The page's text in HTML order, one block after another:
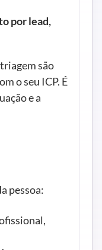
por lead,
são
o seu ICP. É
e a
pessoa: